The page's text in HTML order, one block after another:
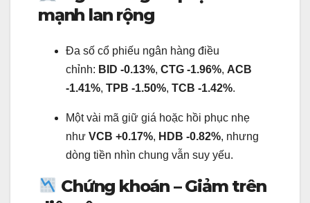
mạnh lan rộng
Đa số cổ phiếu ngân hàng điều
chỉnh: BID -0.13%, CTG -1.96%, ACB
-1.41%, TPB -1.50%, TCB -1.42%.
Một vài mã giữ giá hoặc hồi phục nhẹ
như VCB +0.17%, HDB -0.82%, nhưng
dòng tiền nhìn chung vẫn suy yếu.
Chứng khoán – Giảm trên